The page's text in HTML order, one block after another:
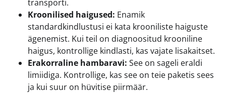
transporti.
Kroonilised haigused: Enamik
standardkindlustusi ei kata krooniliste haiguste
ägenemist. Kui teil on diagnoositud krooniline
haigus, kontrollige kindlasti, kas vajate lisakaitset.
Erakorraline hambaravi: See on sageli eraldi
limiidiga. Kontrollige, kas see on teie paketis sees
ja kui suur on hüvitise piirmäär.